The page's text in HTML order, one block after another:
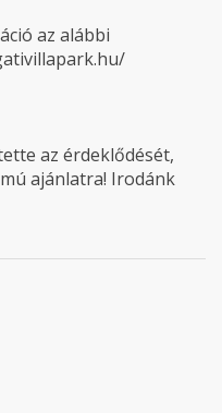
az alábbi
az érdeklődését,
ajánlatra! Irodánk